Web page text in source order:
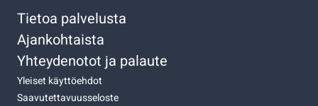
Tietoa palvelusta
Ajankohtaista
Yhteydenotot ja palaute
Yleiset käyttöehdot
Saavutettavuusseloste